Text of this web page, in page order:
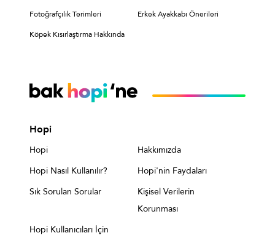
Fotoğrafçılık Terimleri Erkek Ayakkabı Önerileri
Köpek Kısırlaştırma Hakkında
Hopi
Hopi
Hakkımızda
Hopi Nasıl Kullanılır?
Hopi'nin Faydaları
Sık Sorulan Sorular
Kişisel Verilerin
Korunması
Hopi Kullanıcıları İçin